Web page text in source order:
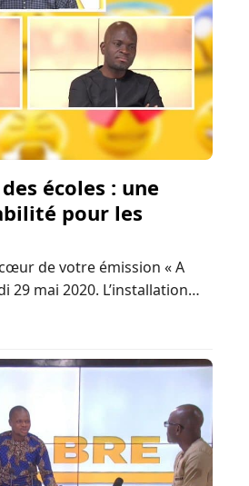
écoles : une
pour les
de votre émission « A
29 mai 2020. L’installation
empreinte de surprises par
De la…